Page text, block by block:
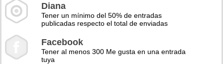
Diana
Tener un mínimo del 50% de entradas
publicadas respecto el total de enviadas
Facebook
Tener al menos 300 Me gusta en una entrada
tuya